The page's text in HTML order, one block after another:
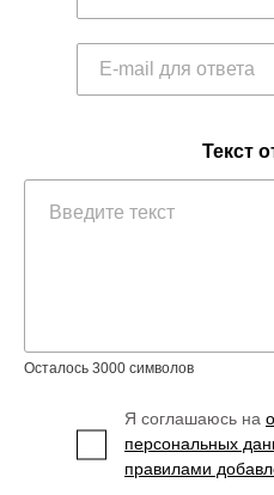
Текст
Осталось 3000 символов
Я соглашаюсь на
персональных
правилами